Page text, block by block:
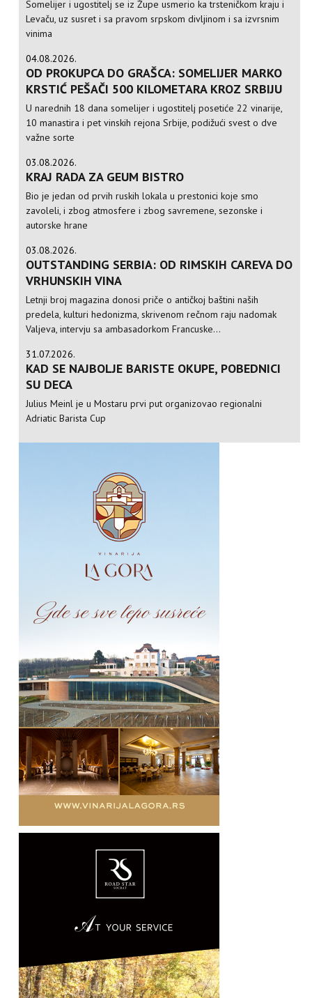
Somelijer i ugostitelj se iz Župe usmerio ka trsteničkom kraju i
Levaču, uz susret i sa pravom srpskom divljinom i sa izvrsnim
vinima
04.08.2026.
OD PROKUPCA DO GRAŠCA: SOMELIJER MARKO
KRSTIĆ PEŠAČI 500 KILOMETARA KROZ SRBIJU
U narednih 18 dana somelijer i ugostitelj posetiće 22 vinarije,
10 manastira i pet vinskih rejona Srbije, podižući svest o dve
važne sorte
03.08.2026.
KRAJ RADA ZA GEUM BISTRO
Bio je jedan od prvih ruskih lokala u prestonici koje smo
zavoleli, i zbog atmosfere i zbog savremene, sezonske i
autorske hrane
03.08.2026.
OUTSTANDING SERBIA: OD RIMSKIH CAREVA DO
VRHUNSKIH VINA
Letnji broj magazina donosi priče o antičkoj baštini naših
predela, kulturi hedonizma, skrivenom rečnom raju nadomak
Valjeva, intervju sa ambasadorkom Francuske...
31.07.2026.
KAD SE NAJBOLJE BARISTE OKUPE, POBEDNICI
SU DECA
Julius Meinl je u Mostaru prvi put organizovao regionalni
Adriatic Barista Cup